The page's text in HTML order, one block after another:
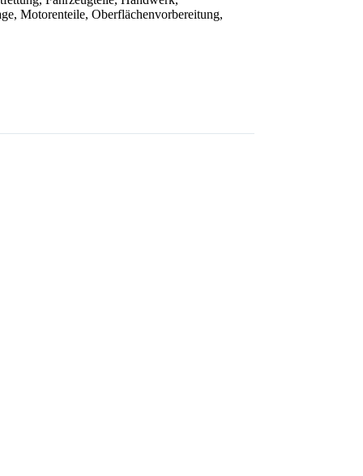
, Motorenteile, Oberflächenvorbereitung,